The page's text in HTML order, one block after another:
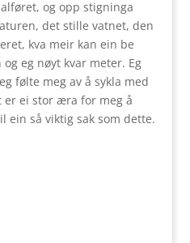
og opp stigninga
det stille vatnet, den
kva meir kan ein be
eg nøyt kvar meter. Eg
følte meg av å sykla med
er ei stor æra for meg å
ein så viktig sak som dette.